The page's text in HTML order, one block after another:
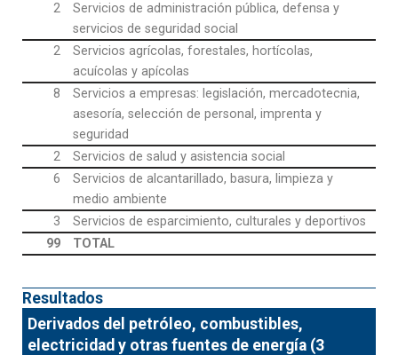
2
Servicios de administración pública, defensa y
servicios de seguridad social
2
Servicios agrícolas, forestales, hortícolas,
acuícolas y apícolas
8
Servicios a empresas: legislación, mercadotecnia,
asesoría, selección de personal, imprenta y
seguridad
2
Servicios de salud y asistencia social
6
Servicios de alcantarillado, basura, limpieza y
medio ambiente
3
Servicios de esparcimiento, culturales y deportivos
99
TOTAL
Resultados
Derivados del petróleo, combustibles,
electricidad y otras fuentes de energía (3